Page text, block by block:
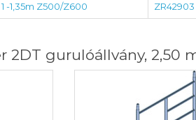
-1,35m Z500/Z600 ZR42903
2DT gurulóállvány, 2,50